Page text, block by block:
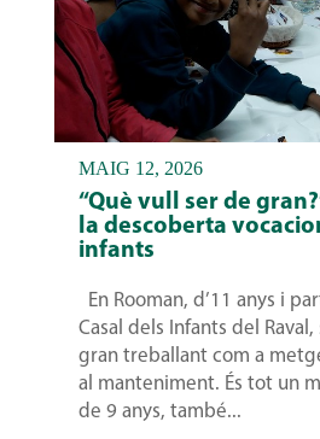
“Què vull ser de
la descoberta
infants
En Rooman, d’11 anys i
Casal dels Infants del Raval,
gran treballant com a
al manteniment. És tot un
de 9 anys, també...
MAIG 12, 2026